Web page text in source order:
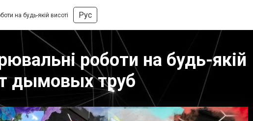
на будь-якій висоті Рус
роботи на будь-якій
дымовых труб